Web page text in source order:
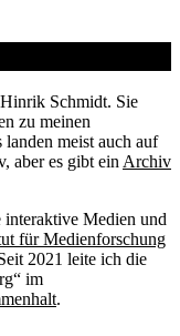
Schmidt. Sie
zu meinen
meist auch auf
aber es gibt ein Archiv
interaktive Medien und
für Medienforschung
2021 leite ich die
im
.